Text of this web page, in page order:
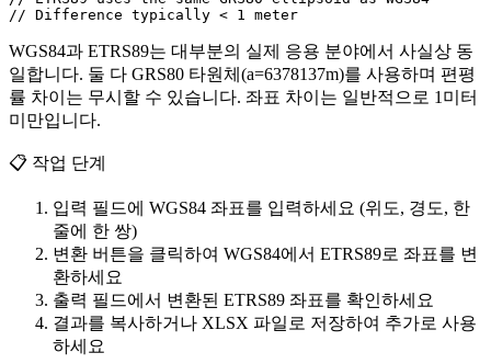
WGS84과 ETRS89는 대부분의 실제 응용 분야에서 사실상 동
일합니다. 둘 다 GRS80 타원체(a=6378137m)를 사용하며 편평
률 차이는 무시할 수 있습니다. 좌표 차이는 일반적으로 1미터
미만입니다.
📋 작업 단계
입력 필드에 WGS84 좌표를 입력하세요 (위도, 경도, 한
줄에 한 쌍)
변환 버튼을 클릭하여 WGS84에서 ETRS89로 좌표를 변
환하세요
출력 필드에서 변환된 ETRS89 좌표를 확인하세요
결과를 복사하거나 XLSX 파일로 저장하여 추가로 사용
하세요